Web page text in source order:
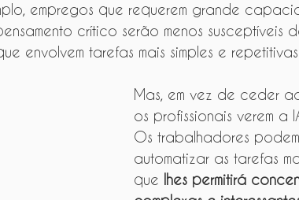
empregos que requerem grande
crítico serão menos susceptíveis
envolvem tarefas mais simples e
Mas, em vez de ceder
os profissionais verem a
Os trabalhadores
automatizar as tarefas
que lhes permitirá